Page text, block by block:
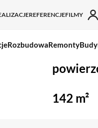
REFERENCJEFILMY
RozbudowaRemonty
142 m²